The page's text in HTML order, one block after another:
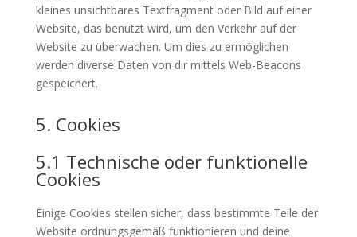
kleines unsichtbares Textfragment oder Bild auf einer
Website, das benutzt wird, um den Verkehr auf der
Website zu überwachen. Um dies zu ermöglichen
werden diverse Daten von dir mittels Web-Beacons
gespeichert.
5. Cookies
5.1 Technische oder funktionelle
Cookies
Einige Cookies stellen sicher, dass bestimmte Teile der
Website ordnungsgemäß funktionieren und deine